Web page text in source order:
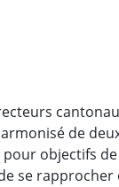
de
objectifs
se